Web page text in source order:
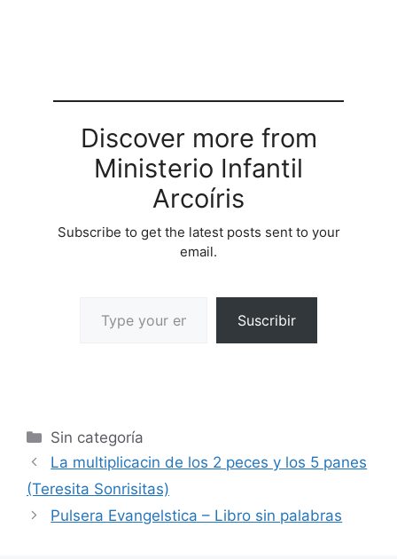
Discover more from
Ministerio Infantil
Arcoíris
Subscribe to get the latest posts sent to your
email.
Suscribir
Sin categoría
La multiplicacin de los 2 peces y los 5 panes
(Teresita Sonrisitas)
Pulsera Evangelstica – Libro sin palabras